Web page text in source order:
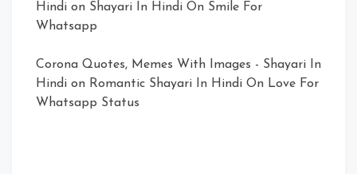
Hindi on Shayari In Hindi On Smile For
Whatsapp
Corona Quotes, Memes With Images - Shayari In
Hindi on Romantic Shayari In Hindi On Love For
Whatsapp Status